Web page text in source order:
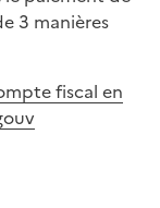
3 manières
fiscal en